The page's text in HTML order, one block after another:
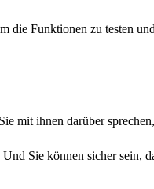
Funktionen zu testen
mit ihnen darüber
Sie können sicher sein,